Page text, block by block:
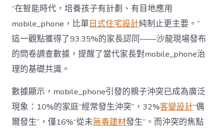
東
西”，
而
非
“家
庭
中
“在智能時代，培養孩子有計劃、有目地應用
mobile_phone，比單日式住宅設計純制止更主要。”
這一觀點獲得了93.35%的家長認同——沙龍現場發布
的問卷調查數據，提醒了當代家長對mobile_phone治
理的基礎共識。
數據顯示，mobile_phone引發的親子沖突已成為廣泛
現象：10%的家庭“經常發生沖突”，32%客變設計“偶
爾發生”，僅16%“從未無毒建材發生”。而沖突的焦點